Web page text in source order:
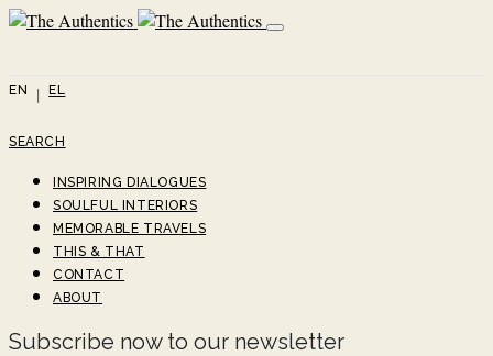
EN EL
SEARCH
INSPIRING DIALOGUES
SOULFUL INTERIORS
MEMORABLE TRAVELS
THIS & THAT
CONTACT
ABOUT
Subscribe now to our newsletter